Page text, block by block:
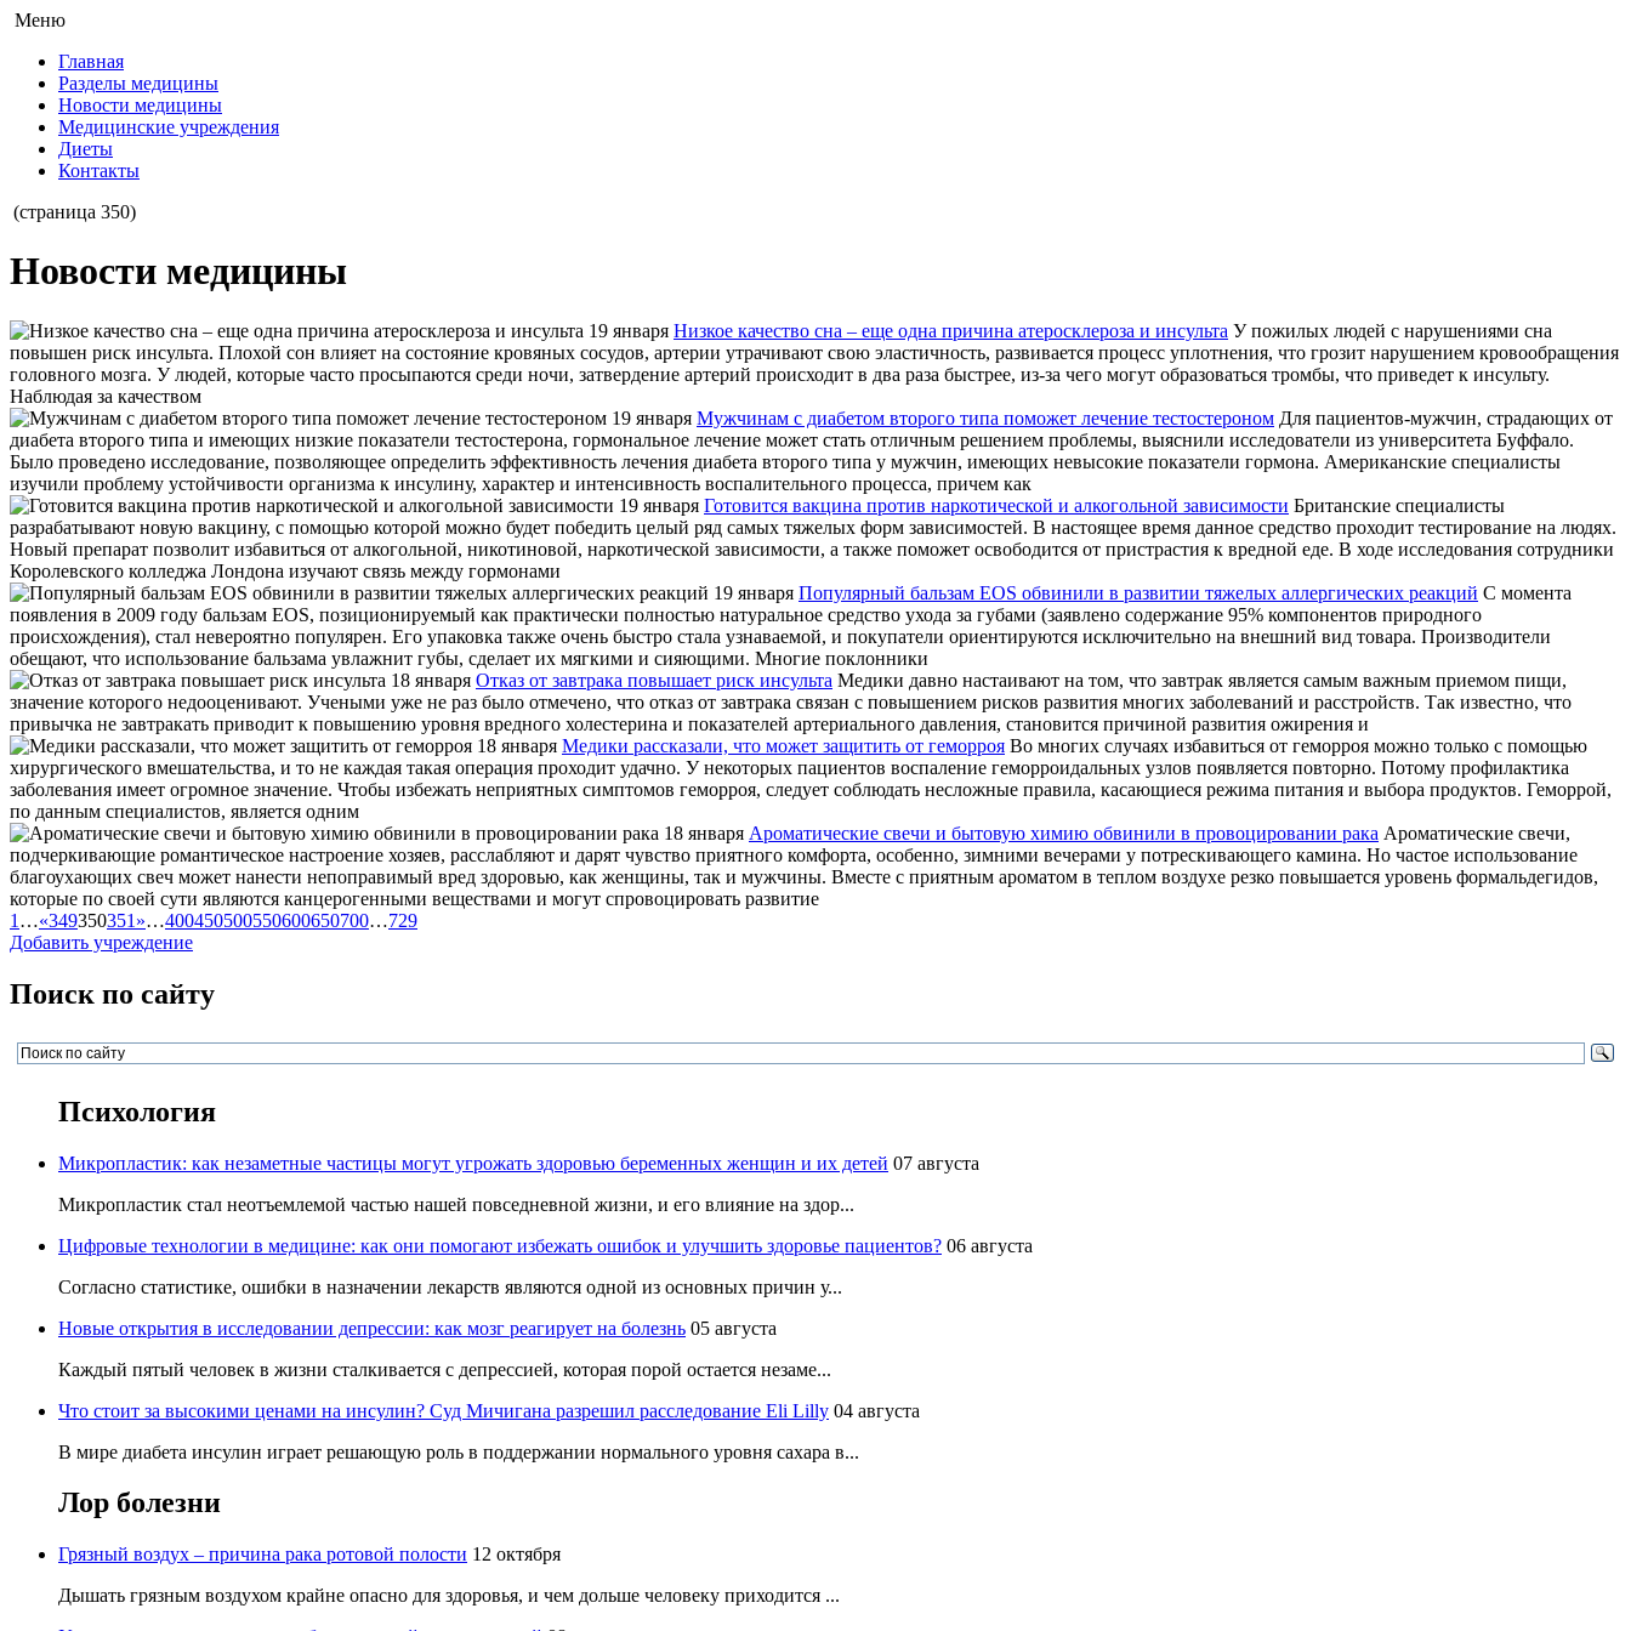
Меню
Главная
Разделы медицины
Новости медицины
Медицинские учреждения
Диеты
Контакты
(страница 350)
Новости медицины
19 января Низкое качество сна – еще одна причина атеросклероза и инсульта У пожилых людей с нарушениями сна
повышен риск инсульта. Плохой сон влияет на состояние кровяных сосудов, артерии утрачивают свою эластичность, развивается процесс уплотнения, что грозит нарушением кровообращения
головного мозга. У людей, которые часто просыпаются среди ночи, затвердение артерий происходит в два раза быстрее, из-за чего могут образоваться тромбы, что приведет к инсульту.
Наблюдая за качеством
19 января Мужчинам с диабетом второго типа поможет лечение тестостероном Для пациентов-мужчин, страдающих от
диабета второго типа и имеющих низкие показатели тестостерона, гормональное лечение может стать отличным решением проблемы, выяснили исследователи из университета Буффало.
Было проведено исследование, позволяющее определить эффективность лечения диабета второго типа у мужчин, имеющих невысокие показатели гормона. Американские специалисты
изучили проблему устойчивости организма к инсулину, характер и интенсивность воспалительного процесса, причем как
19 января Готовится вакцина против наркотической и алкогольной зависимости Британские специалисты
разрабатывают новую вакцину, с помощью которой можно будет победить целый ряд самых тяжелых форм зависимостей. В настоящее время данное средство проходит тестирование на людях.
Новый препарат позволит избавиться от алкогольной, никотиновой, наркотической зависимости, а также поможет освободится от пристрастия к вредной еде. В ходе исследования сотрудники
Королевского колледжа Лондона изучают связь между гормонами
19 января Популярный бальзам EOS обвинили в развитии тяжелых аллергических реакций С момента
появления в 2009 году бальзам EOS, позиционируемый как практически полностью натуральное средство ухода за губами (заявлено содержание 95% компонентов природного
происхождения), стал невероятно популярен. Его упаковка также очень быстро стала узнаваемой, и покупатели ориентируются исключительно на внешний вид товара. Производители
обещают, что использование бальзама увлажнит губы, сделает их мягкими и сияющими. Многие поклонники
18 января Отказ от завтрака повышает риск инсульта Медики давно настаивают на том, что завтрак является самым важным приемом пищи,
значение которого недооценивают. Учеными уже не раз было отмечено, что отказ от завтрака связан с повышением рисков развития многих заболеваний и расстройств. Так известно, что
привычка не завтракать приводит к повышению уровня вредного холестерина и показателей артериального давления, становится причиной развития ожирения и
18 января Медики рассказали, что может защитить от геморроя Во многих случаях избавиться от геморроя можно только с помощью
хирургического вмешательства, и то не каждая такая операция проходит удачно. У некоторых пациентов воспаление геморроидальных узлов появляется повторно. Потому профилактика
заболевания имеет огромное значение. Чтобы избежать неприятных симптомов геморроя, следует соблюдать несложные правила, касающиеся режима питания и выбора продуктов. Геморрой,
по данным специалистов, является одним
18 января Ароматические свечи и бытовую химию обвинили в провоцировании рака Ароматические свечи,
подчеркивающие романтическое настроение хозяев, расслабляют и дарят чувство приятного комфорта, особенно, зимними вечерами у потрескивающего камина. Но частое использование
благоухающих свеч может нанести непоправимый вред здоровью, как женщины, так и мужчины. Вместе с приятным ароматом в теплом воздухе резко повышается уровень формальдегидов,
которые по своей сути являются канцерогенными веществами и могут спровоцировать развитие
1 …«349350351 »…400450500550600650700…729
Добавить учреждение
Поиск по сайту
Психология
Микропластик: как незаметные частицы могут угрожать здоровью беременных женщин и их детей 07 августа
Микропластик стал неотъемлемой частью нашей повседневной жизни, и его влияние на здор...
Цифровые технологии в медицине: как они помогают избежать ошибок и улучшить здоровье пациентов? 06 августа
Согласно статистике, ошибки в назначении лекарств являются одной из основных причин у...
Новые открытия в исследовании депрессии: как мозг реагирует на болезнь 05 августа
Каждый пятый человек в жизни сталкивается с депрессией, которая порой остается незаме...
Что стоит за высокими ценами на инсулин? Суд Мичигана разрешил расследование Eli Lilly 04 августа
В мире диабета инсулин играет решающую роль в поддержании нормального уровня сахара в...
Лор болезни
Грязный воздух – причина рака ротовой полости 12 октября
Дышать грязным воздухом крайне опасно для здоровья, и чем дольше человеку приходится ...